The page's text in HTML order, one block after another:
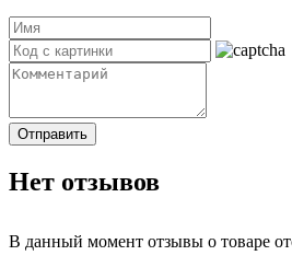
Отправить
Нет отзывов
В данный момент отзывы о товаре